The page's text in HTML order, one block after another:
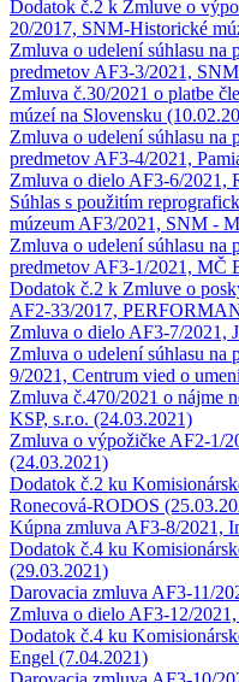
Dodatok č.2 k Zmluve o
20/2017, SNM-Historické
Zmluva o udelení súhlasu
predmetov AF3-3/2021,
Zmluva č.30/2021 o platbe
múzeí na Slovensku
Zmluva o udelení súhlasu
predmetov AF3-4/2021,
Zmluva o dielo AF3-6/2021,
Súhlas s použitím
múzeum AF3/2021, SNM -
Zmluva o udelení súhlasu
predmetov AF3-1/2021, MČ
Dodatok č.2 k Zmluve o
AF2-33/2017,
Zmluva o dielo AF3-7/2021,
Zmluva o udelení súhlasu
9/2021, Centrum vied o
Zmluva č.470/2021 o nájme
KSP, s.r.o. (24.03.2021)
Zmluva o výpožičke AF2-1/
(24.03.2021)
Dodatok č.2 ku
Ronecová-RODOS
Kúpna zmluva AF3-8/2021,
Dodatok č.4 ku
(29.03.2021)
Darovacia zmluva AF3-11/
Zmluva o dielo AF3-12/
Dodatok č.4 ku
Engel (7.04.2021)